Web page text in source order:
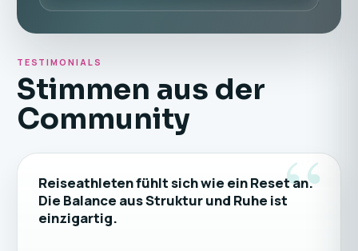
TESTIMONIALS
Stimmen aus der
Community
“
Reiseathleten fühlt sich wie ein Reset an.
Die Balance aus Struktur und Ruhe ist
einzigartig.